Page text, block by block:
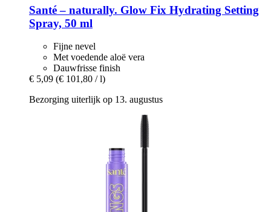
Santé – naturally. Glow Fix Hydrating Setting
Spray, 50 ml
Fijne nevel
Met voedende aloë vera
Dauwfrisse finish
€ 5,09 (€ 101,80 / l)
Bezorging uiterlijk op 13. augustus